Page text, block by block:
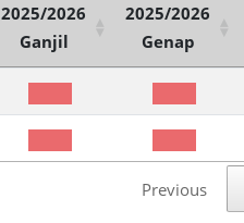
2025/2026
Ganjil
2025/2026
Genap
Previous